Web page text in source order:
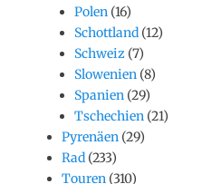
Polen (16)
Schottland (12)
Schweiz (7)
Slowenien (8)
Spanien (29)
Tschechien (21)
Pyrenäen (29)
Rad (233)
Touren (310)